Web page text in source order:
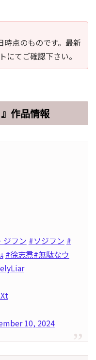
点のものです。最新
にてご確認下さい。
作品情報
ジフン #ソジフン #
#徐志焄#無駄なウ
10, 2024